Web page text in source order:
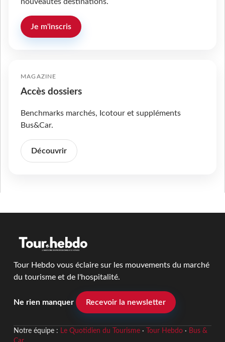
nouveautés destinations.
Je m'inscris
MAGAZINE
Accès dossiers
Benchmarks marchés, Icotour et suppléments
Bus&Car.
Découvrir
Tour Hebdo vous éclaire sur les mouvements du marché
du tourisme et de l'hospitalité.
Ne rien manquer Recevoir la newsletter
Notre équipe : Le Quotidien du Tourisme· Tour Hebdo· Bus &